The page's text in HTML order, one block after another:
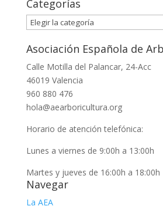
Categorías
Categorías
Asociación Española de
Calle Motilla del Palancar, 24-Acc
46019 Valencia
960 880 476
hola@aearboricultura.org
Horario de atención telefónica:
Lunes a viernes de 9:00h a 13:00h
Martes y jueves de 16:00h a 18:00h
Navegar
La AEA